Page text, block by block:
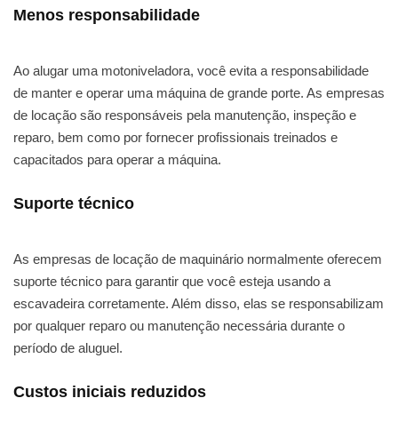
Menos responsabilidade
Ao alugar uma motoniveladora, você evita a responsabilidade
de manter e operar uma máquina de grande porte. As empresas
de locação são responsáveis pela manutenção, inspeção e
reparo, bem como por fornecer profissionais treinados e
capacitados para operar a máquina.
Suporte técnico
As empresas de locação de maquinário normalmente oferecem
suporte técnico para garantir que você esteja usando a
escavadeira corretamente. Além disso, elas se responsabilizam
por qualquer reparo ou manutenção necessária durante o
período de aluguel.
Custos iniciais reduzidos